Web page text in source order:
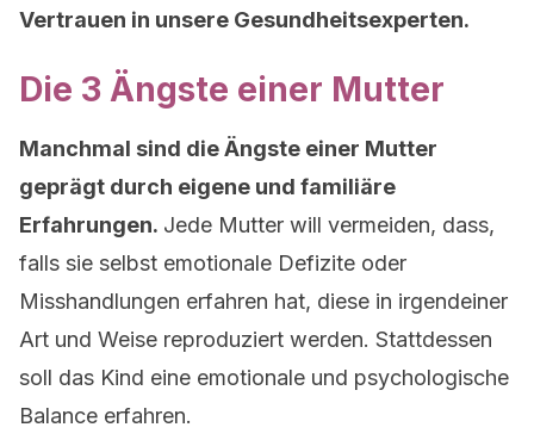
Vertrauen in unsere Gesundheitsexperten.
Die 3 Ängste einer Mutter
Manchmal sind die Ängste einer Mutter
geprägt durch eigene und familiäre
Erfahrungen. Jede Mutter will vermeiden, dass,
falls sie selbst emotionale Defizite oder
Misshandlungen erfahren hat, diese in irgendeiner
Art und Weise reproduziert werden. Stattdessen
soll das Kind eine emotionale und psychologische
Balance erfahren.